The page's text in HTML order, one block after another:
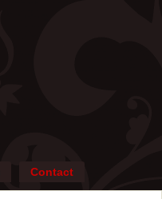
Contact